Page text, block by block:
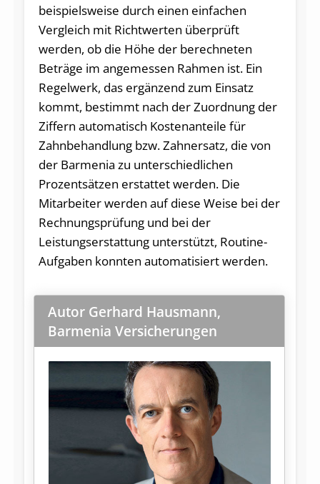
beispielsweise durch einen einfachen
Vergleich mit Richtwerten überprüft
werden, ob die Höhe der berechneten
Beträge im angemessen Rahmen ist. Ein
Regelwerk, das ergänzend zum Einsatz
kommt, bestimmt nach der Zuordnung der
Ziffern automatisch Kostenanteile für
Zahnbehandlung bzw. Zahnersatz, die von
der Barmenia zu unterschiedlichen
Prozentsätzen erstattet werden. Die
Mitarbeiter werden auf diese Weise bei der
Rechnungsprüfung und bei der
Leistungserstattung unterstützt, Routine-
Aufgaben konnten automatisiert werden.
Autor Gerhard Hausmann,
Barmenia Versicherungen